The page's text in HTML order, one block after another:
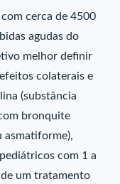
cerca de 4500
agudas do
melhor definir
colaterais e
(substância
bronquite
asmatiforme),
com 1 a
de um tratamento